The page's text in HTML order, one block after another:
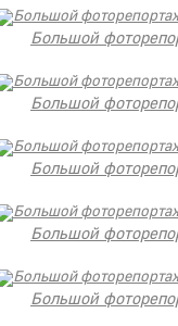
Большой
Большой
Большой
Большой
Большой